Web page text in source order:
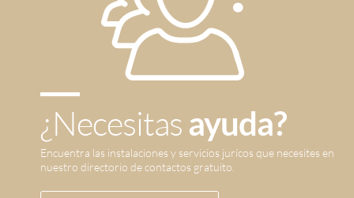
¿Necesitasayuda?
Encuentra las instalaciones y servicios jurícos que necesites en
nuestro directorio de contactos gratuito.